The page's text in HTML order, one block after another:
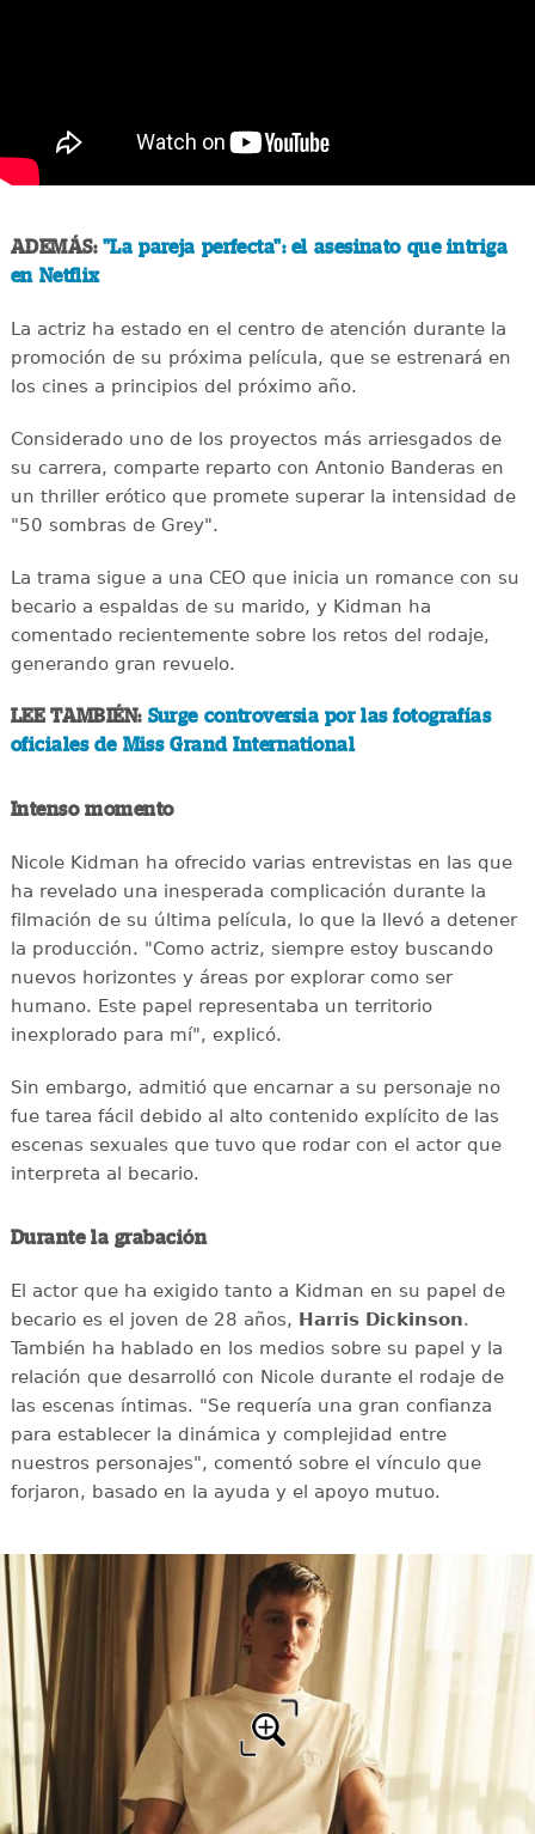
ADEMÁS: "La pareja perfecta": el asesinato que intriga
en Netflix
La actriz ha estado en el centro de atención durante la
promoción de su próxima película, que se estrenará en
los cines a principios del próximo año.
Considerado uno de los proyectos más arriesgados de
su carrera, comparte reparto con Antonio Banderas en
un thriller erótico que promete superar la intensidad de
"50 sombras de Grey".
La trama sigue a una CEO que inicia un romance con su
becario a espaldas de su marido, y Kidman ha
comentado recientemente sobre los retos del rodaje,
generando gran revuelo.
LEE TAMBIÉN:Surge controversia por las fotografías
oficiales de Miss Grand International
Intenso momento
Nicole Kidman ha ofrecido varias entrevistas en las que
ha revelado una inesperada complicación durante la
filmación de su última película, lo que la llevó a detener
la producción. "Como actriz, siempre estoy buscando
nuevos horizontes y áreas por explorar como ser
humano. Este papel representaba un territorio
inexplorado para mí", explicó.
Sin embargo, admitió que encarnar a su personaje no
fue tarea fácil debido al alto contenido explícito de las
escenas sexuales que tuvo que rodar con el actor que
interpreta al becario.
Durante la grabación
El actor que ha exigido tanto a Kidman en su papel de
becario es el joven de 28 años, Harris Dickinson.
También ha hablado en los medios sobre su papel y la
relación que desarrolló con Nicole durante el rodaje de
las escenas íntimas. "Se requería una gran confianza
para establecer la dinámica y complejidad entre
nuestros personajes", comentó sobre el vínculo que
forjaron, basado en la ayuda y el apoyo mutuo.